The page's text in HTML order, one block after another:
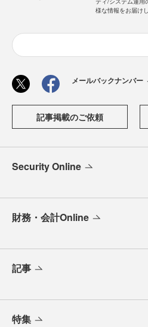
様な情報をお届け
メールバックナンバー
記事掲載のご依頼
Security Online
財務・会計Online
記事
特集